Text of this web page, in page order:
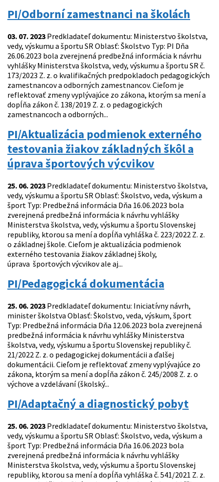
PI/Odborní zamestnanci na školách
03. 07. 2023 Predkladateľ dokumentu: Ministerstvo školstva,
vedy, výskumu a športu SR Oblasť: Školstvo Typ: PI Dňa
26.06.2023 bola zverejnená predbežná informácia k návrhu
vyhlášky Ministerstva školstva, vedy, výskumu a športu SR č.
173/2023 Z. z. o kvalifikačných predpokladoch pedagogických
zamestnancov a odborných zamestnancov. Cieľom je
reflektovať zmeny vyplývajúce zo zákona, ktorým sa mení a
dopĺňa zákon č. 138/2019 Z. z. o pedagogických
zamestnancoch a odborných...
PI/Aktualizácia podmienok externého
testovania žiakov základných škôl a
úprava športových výcvikov
25. 06. 2023 Predkladateľ dokumentu: Ministerstvo školstva,
vedy, výskumu a športu SR Oblasť: Školstvo, veda, výskum a
šport Typ: Predbežná informácia Dňa 16.06.2023 bola
zverejnená predbežná informácia k návrhu vyhlášky
Ministerstva školstva, vedy, výskumu a športu Slovenskej
republiky, ktorou sa mení a dopĺňa vyhláška č. 223/2022 Z. z.
o základnej škole. Cieľom je aktualizácia podmienok
externého testovania žiakov základnej školy,
úprava športových výcvikov ale aj...
PI/Pedagogická dokumentácia
25. 06. 2023 Predkladateľ dokumentu: Iniciatívny návrh,
minister školstva Oblasť: Školstvo, veda, výskum, šport
Typ: Predbežná informácia Dňa 12.06.2023 bola zverejnená
predbežná informácia k návrhu vyhlášky Ministerstva
školstva, vedy, výskumu a športu Slovenskej republiky č.
21/2022 Z. z. o pedagogickej dokumentácii a ďalšej
dokumentácii. Cieľom je reflektovať zmeny vyplývajúce zo
zákona, ktorým sa mení a dopĺňa zákon č. 245/2008 Z. z. o
výchove a vzdelávaní (školský...
PI/Adaptačný a diagnostický pobyt
25. 06. 2023 Predkladateľ dokumentu: Ministerstvo školstva,
vedy, výskumu a športu SR Oblasť: Školstvo, veda, výskum a
šport Typ: Predbežná informácia Dňa 16.06.2023 bola
zverejnená predbežná informácia k návrhu vyhlášky
Ministerstva školstva, vedy, výskumu a športu Slovenskej
republiky, ktorou sa mení a dopĺňa vyhláška č. 541/2021 Z. z.